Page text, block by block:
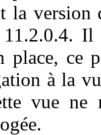
la version
place, ce
à la
vue ne